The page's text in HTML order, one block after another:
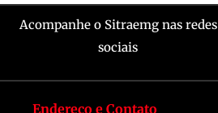
Acompanhe o Sitraemg nas redes
sociais
Endereço e Contato